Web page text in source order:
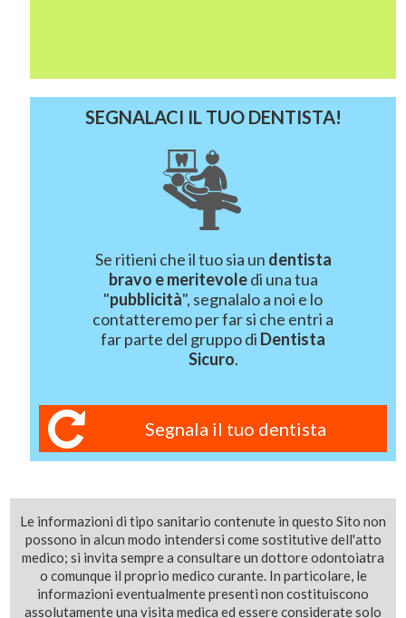
SEGNALACI IL TUO DENTISTA!
Se ritieni che il tuo sia un dentista
bravo e meritevoledi una tua
"pubblicità", segnalalo a noi e lo
contatteremo per far si che entri a
far parte del gruppo di Dentista
Sicuro.
Segnala il tuo dentista
Le informazioni di tipo sanitario contenute in questo Sito non
possono in alcun modo intendersi come sostitutive dell'atto
medico; si invita sempre a consultare un dottore odontoiatra
o comunque il proprio medico curante. In particolare, le
informazioni eventualmente presenti non costituiscono
assolutamente una visita medica ed essere considerate solo